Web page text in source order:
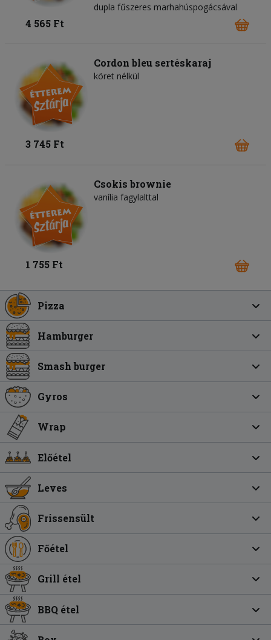
dupla fűszeres marhahúspogácsával
4 565 Ft
Cordon bleu sertéskaraj
köret nélkül
3 745 Ft
Csokis brownie
vanília fagylalttal
1 755 Ft
Pizza
Hamburger
Smash burger
Gyros
Wrap
Előétel
Leves
Frissensült
Főétel
Grill étel
BBQ étel